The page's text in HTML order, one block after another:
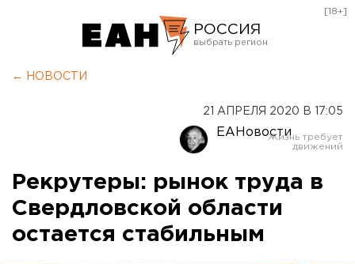
РОССИЯ
Оренбург
[18+]
← НОВОСТИ
21 АПРЕЛЯ 2020 В 17:05
ЕАНовости
Рекрутеры: рынок труда в
Свердловской области
остается стабильным